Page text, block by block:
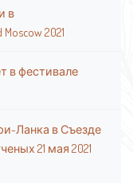
в
2021
в фестивале
Ланка в Съезде
21 мая 2021